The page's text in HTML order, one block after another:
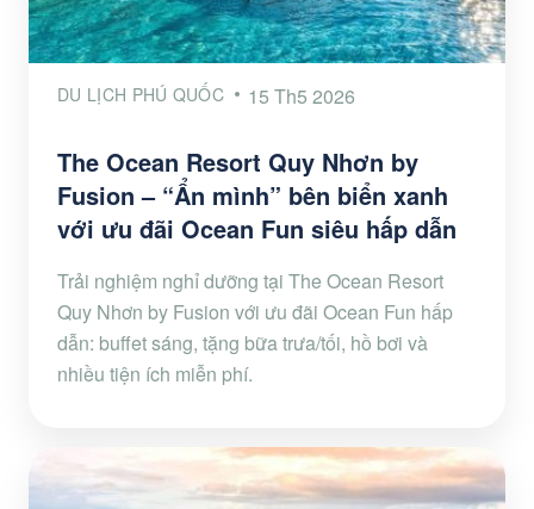
DU LỊCH PHÚ QUỐC 15 Th5 2026
The Ocean Resort Quy Nhơn by
Fusion – “Ẩn mình” bên biển xanh
với ưu đãi Ocean Fun siêu hấp dẫn
Trải nghiệm nghỉ dưỡng tại The Ocean Resort
Quy Nhơn by Fusion với ưu đãi Ocean Fun hấp
dẫn: buffet sáng, tặng bữa trưa/tối, hồ bơi và
nhiều tiện ích miễn phí.